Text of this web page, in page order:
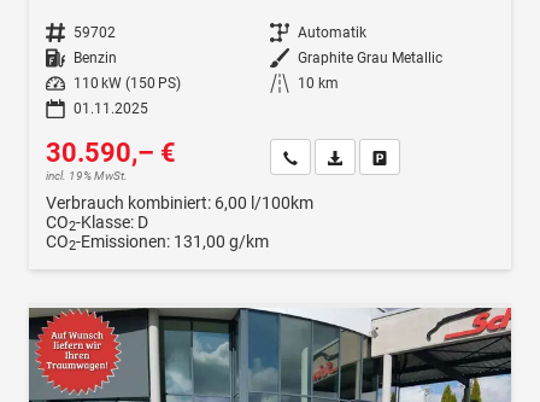
Fahrzeugnr. 59702 Getriebe Automatik
Kraftstoff Benzin Außenfarbe Graphite Grau Metallic
Leistung
110 kW (150 PS) Kilometerstand
10 km
01.11.2025
30.590,– €
incl. 19% MwSt.
Wir rufen Sie anFahrzeugexposé (PDF)
Verbrauch kombiniert: 6,00 l/100km
CO2-Klasse: D
CO2-Emissionen: 131,00 g/km